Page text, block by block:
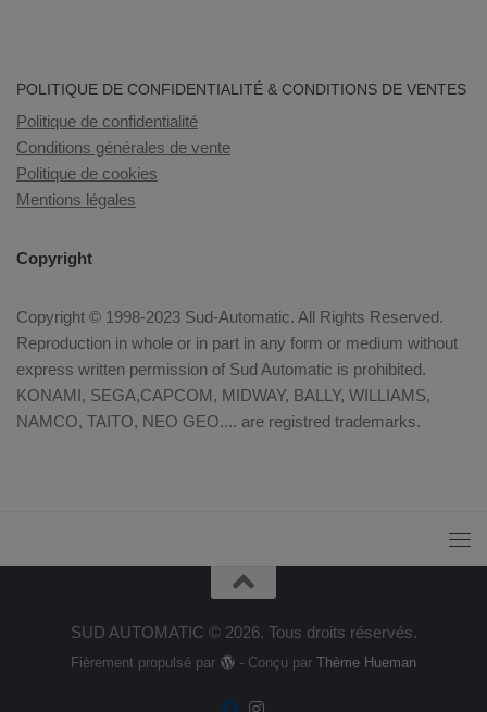
POLITIQUE DE CONFIDENTIALITÉ & CONDITIONS DE VENTES
Politique de confidentialité
Conditions générales de vente
Politique de cookies
Mentions légales
Copyright
Copyright © 1998-2023 Sud-Automatic. All Rights Reserved.
Reproduction in whole or in part in any form or medium without
express written permission of Sud Automatic is prohibited.
KONAMI, SEGA,CAPCOM, MIDWAY, BALLY, WILLIAMS,
NAMCO, TAITO, NEO GEO.... are registred trademarks.
SUD AUTOMATIC © 2026. Tous droits réservés.
Fièrement propulsé par - Conçu par Thème Hueman